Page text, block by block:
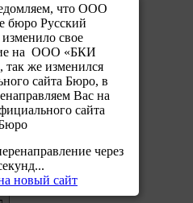
что ООО
бюро Русский
свое
на ООО «БКИ
же изменился
сайта Бюро, в
Вас на
сайта
через
новый сайт
клиентов